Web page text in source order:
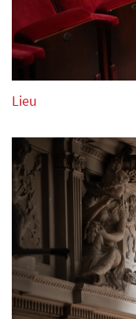
2. Les conditions
1. Date limite
Le formulaire peut
“Triomphe de l’Art,
Dans le formulaire
renseigner :
Le nom et prénom
La date de
Pour la catégorie 4
Lieu